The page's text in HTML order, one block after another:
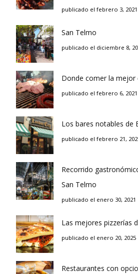
publicado el febrero 3, 2021
San Telmo
publicado el diciembre 8,
Donde comer la mejor
publicado el febrero 6, 2021
Los bares notables de
publicado el febrero 21,
Recorrido
San Telmo
publicado el enero 30, 2021
Las mejores pizzerías
publicado el enero 20, 2025
Restaurantes con